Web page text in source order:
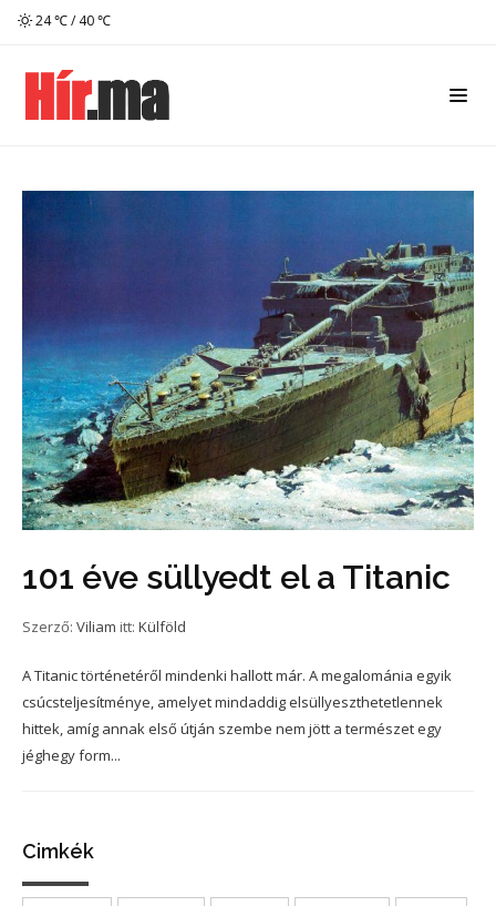
24 ℃ / 40 ℃
101 éve süllyedt el a Titanic
Szerző: Viliam itt: Külföld
A Titanic történetéről mindenki hallott már. A megalománia egyik
csúcsteljesítménye, amelyet mindaddig elsüllyeszthetetlennek
hittek, amíg annak első útján szembe nem jött a természet egy
jéghegy form...
Cimkék